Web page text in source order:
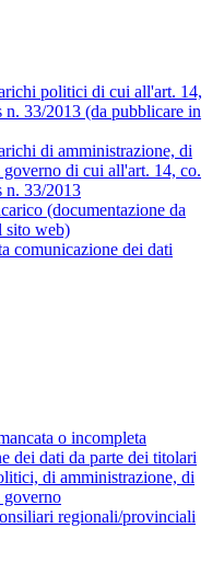
politici di cui all'art. 14,
n. 33/2013 (da pubblicare in
di amministrazione, di
di cui all'art. 14, co.
n. 33/2013
(documentazione da
sito web)
comunicazione dei dati
o incompleta
dei dati da parte dei titolari
di amministrazione, di
governo
regionali/provinciali